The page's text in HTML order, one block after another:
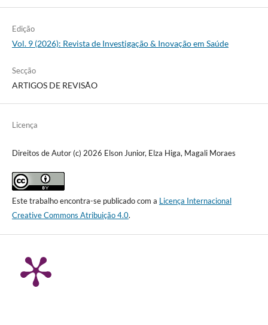
Edição
Vol. 9 (2026): Revista de Investigação & Inovação em Saúde
Secção
ARTIGOS DE REVISÃO
Licença
Direitos de Autor (c) 2026 Elson Junior, Elza Higa, Magali Moraes
Este trabalho encontra-se publicado com a Licença Internacional
Creative Commons Atribuição 4.0.